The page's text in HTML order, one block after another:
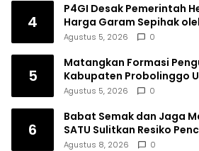
4
P4GI Desak Pemerintah
Harga Garam Sepihak
Agustus 5, 2026 0
5
Matangkan Formasi
Kabupaten Probolinggo
dan Kinerja
Agustus 5, 2026 0
6
Babat Semak dan Jaga
SATU Sulitkan Resiko
Ngumbul
Agustus 8, 2026 0